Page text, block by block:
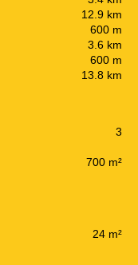
12.9 km
600 m
3.6 km
600 m
13.8 km
3
700 m²
24 m²